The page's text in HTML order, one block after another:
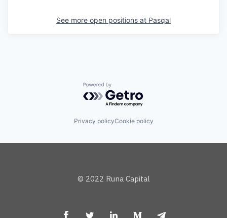
See more open positions at Pasqal
Powered by Getro.com
Privacy policyCookie policy
© 2022 Runa Capital